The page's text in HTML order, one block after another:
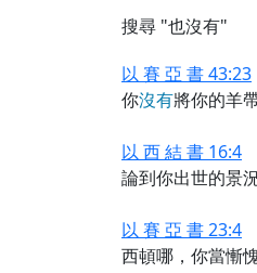
搜尋 "也沒有"
以 賽 亞 書 43:23
你沒有將你的羊
以 西 結 書 16:4
論到你出世的景
以 賽 亞 書 23:4
西頓哪，你當慚